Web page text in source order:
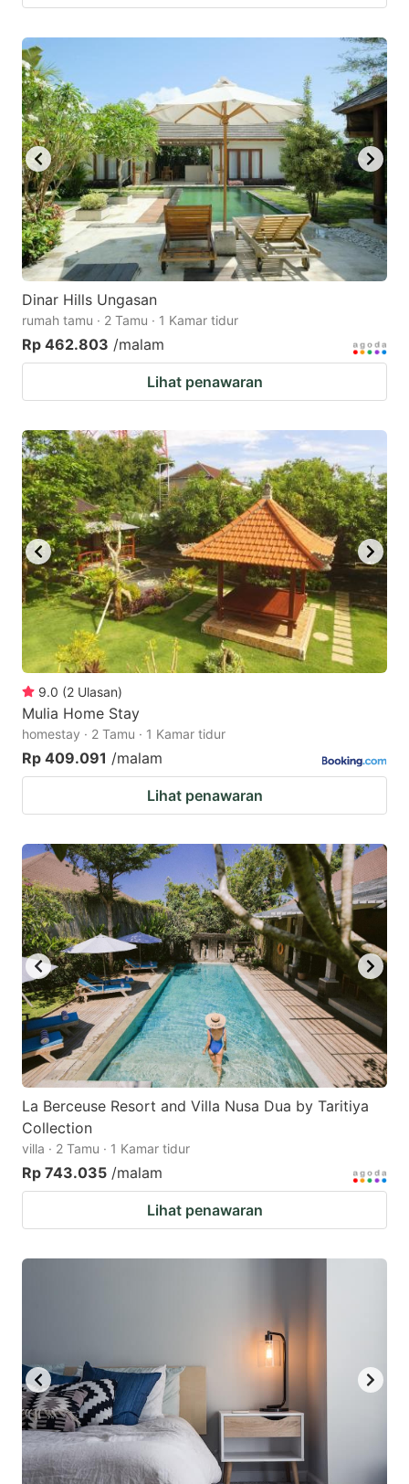
Dinar Hills Ungasan
rumah tamu · 2 Tamu · 1 Kamar tidur
Rp 462.803 /malam
Lihat penawaran
9.0 (2 Ulasan)
Mulia Home Stay
homestay · 2 Tamu · 1 Kamar tidur
Rp 409.091 /malam
Lihat penawaran
La Berceuse Resort and Villa Nusa Dua by Taritiya
Collection
villa · 2 Tamu · 1 Kamar tidur
Rp 743.035 /malam
Lihat penawaran